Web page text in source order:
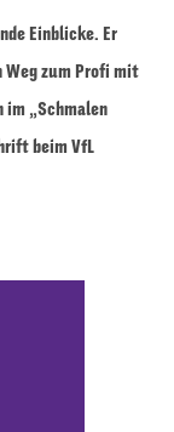
Einblicke. Er
Weg zum Profi mit
im „Schmalen
beim VfL